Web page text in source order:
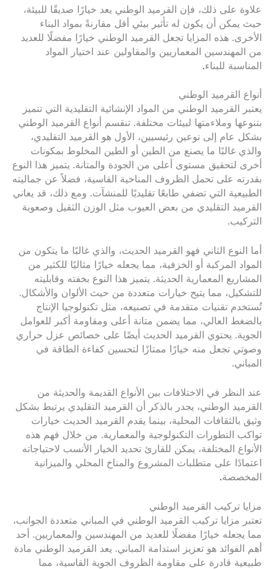
علاوة على ذلك، فإن القرميد الوطني يعد خيارًا صديقًا للبيئة،
حيث يمكن أن يكون له تأثير بيئي أقل مقارنةً بمواد البناء
الأخرى. هذه المزايا تجعل القرميد الوطني خيارًا مفضلًا للعديد
من المهندسين المعماريين والمقاولين عند اختيار المواد
المناسبة للبناء.
أنواع القرميد الوطني
يعتبر القرميد الوطني من المواد الإنشائية التقليدية التي تتميز
بتنوعها وملاءمتها لبيئات مختلفة. تنقسم أنواع القرميد الوطني
بشكل عام إلى نوعين رئيسيين، الأول هو القرميد التقليدي،
والذي غالبًا ما يصنع من الطين أو الطين المخلوط بمكونات
أخرى لتحقيق مستوى أعلى من الجودة والمتانة. يتميز هذا النوع
بقدرته على تحمل الظروف المناخية القاسية، فضلاً عن جماليته
الطبيعية التي تضفي طابعًا تقليديًا للمنشآت. ومع ذلك، قد يعاني
القرميد التقليدي من بعض العيوب مثل الوزن الثقيل وصعوبة
التركيب.
أما النوع الثاني فهو القرميد الحديث، والذي غالبًا ما يتكون من
المواد المركبة أو الخزفية، مما يجعله خيارًا مثاليًا للكثير من
المشاريع المعمارية الحديثة. يتميز هذا النوع بخفته وقابليته
للتشكيل، مما يتيح خيارات متعددة من حيث الألوان والأشكال.
تُستخدم تقنيات متقدمة في تصنيعه، مثل تكنولوجيا الإنتاج
بالضغط العالي، مما يضمن متانة أعلى ومقاومة أكبر للعوامل
الجوية. يحتوي القرميد الحديث أيضًا على خصائص عزل حراري
وصوتي تجعل منه خيارًا ممتازًا لتحسين كفاءة الطاقة في
المباني.
عند النظر في الاختلافات بين الأنواع القديمة والحديثة من
القرميد الوطني، يجدر بالذكر أن القرميد التقليدي يرتبط بشكل
وثيق بالثقافات المحلية، بينما يقدم القرميد الحديث خيارات
تواكب التطورات التكنولوجية والمعمارية. من خلال فهم هذه
الأنواع المختلفة، يمكن للقارئ تحديد الخيار الأنسب لاحتياجاته
اعتمادًا على متطلبات المشروع والمناخ المحلي والميزانية
المخصصة.
مزايا تركيب القرميد الوطني
تعتبر مزايا تركيب القرميد الوطني في المباني متعددة الجوانب،
مما يجعله خيارًا مفضلًا للعديد من المهندسين والمعماريين. أحد
أهم الفوائد هو تعزيز استدامة المباني. يعد القرميد الوطني مادة
طبيعية قادرة على مقاومة الظروف الجوية القاسية، مما